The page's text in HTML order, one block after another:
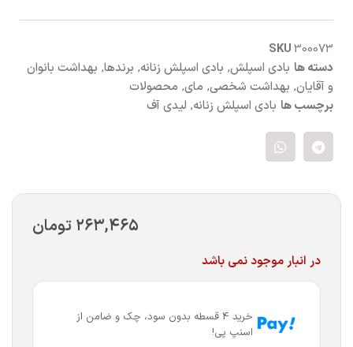
SKU300073
دسته ها بادی اسپلش, بادی اسپلش زنانه, برندها, بهداشت بانوان
و آقایان, بهداشت شخصی, مای, محصولات
برچسب ها بادی اسپلش زنانه, لیدی آف
۲۶۳,۴۶۵ تومان
در انبار موجود نمی باشد
خرید 4 قسطه بدون سود، چک و ضامن از
اسنپ پی!